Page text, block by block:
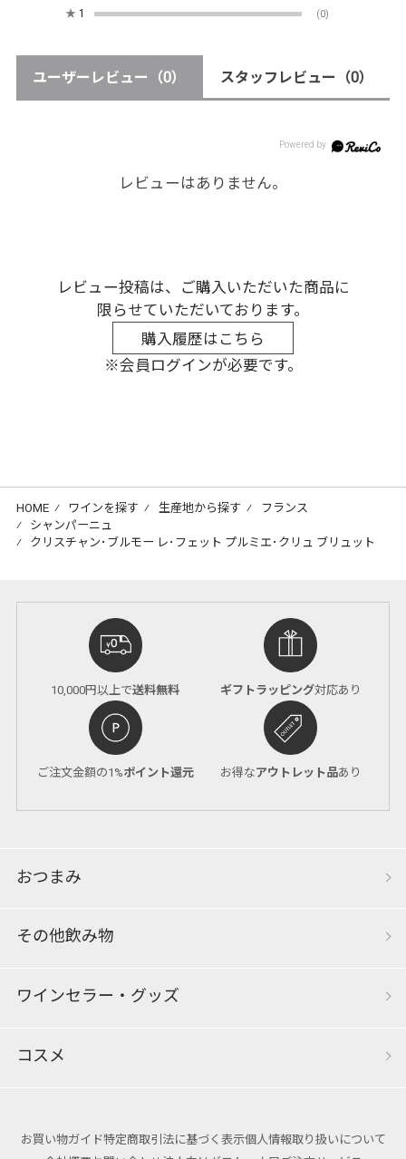
★ 1 (0)
ユーザーレビュー （0） スタッフレビュー （0）
レビューはありません。
レビュー投稿は、ご購入いただいた商品に
限らせていただいております。
購入履歴はこちら
※会員ログインが必要です。
HOME ⁄ ワインを探す ⁄ 生産地から探す ⁄ フランス
⁄ シャンパーニュ
⁄ クリスチャン･ブルモー レ･フェット プルミエ･クリュ ブリュット
10,000円以上で送料無料 ギフトラッピング対応あり
ご注文金額の1%ポイント還元 お得なアウトレット品あり
おつまみ
その他飲み物
ワインセラー・グッズ
コスメ
お買い物ガイド特定商取引法に基づく表示個人情報取り扱いについて